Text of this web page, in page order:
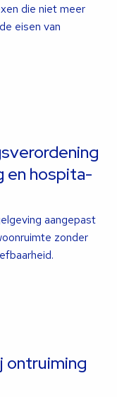
die niet meer
eisen van
en hospita-
aangepast
zonder
ontruiming